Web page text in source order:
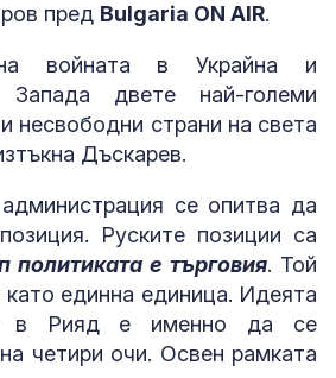
пред Bulgaria ON AIR.
на войната в Украйна и
Запада двете най-големи
несвободни страни на света
Дъскарев.
се опитва да
Руските позиции са
политиката е търговия. Той
единна единица. Идеята
в Рияд е именно да се
четири очи. Освен рамката